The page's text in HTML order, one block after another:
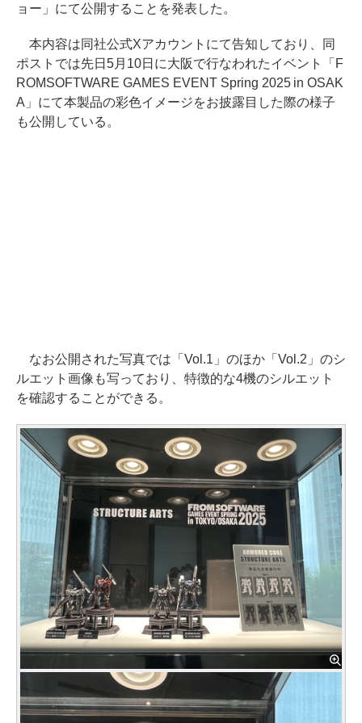
ョー」にて公開することを発表した。
本内容は同社公式Xアカウントにて告知しており、同
ポストでは先日5月10日に大阪で行なわれたイベント「F
ROMSOFTWARE GAMES EVENT Spring 2025 in OSAK
A」にて本製品の彩色イメージをお披露目した際の様子
も公開している。
なお公開された写真では「Vol.1」のほか「Vol.2」のシ
ルエット画像も写っており、特徴的な4機のシルエット
を確認することができる。